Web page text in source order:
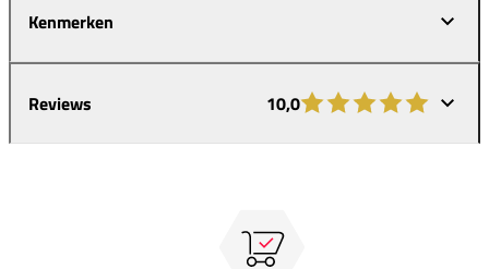
Kenmerken
Reviews 10,0